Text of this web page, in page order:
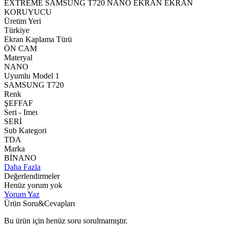
EXTREME SAMSUNG T720 NANO EKRAN EKRAN
KORUYUCU
Üretim Yeri
Türkiye
Ekran Kaplama Türü
ÖN CAM
Materyal
NANO
Uyumlu Model 1
SAMSUNG T720
Renk
ŞEFFAF
Seri - Imeı
SERİ
Sub Kategori
TDA
Marka
BİNANO
Daha Fazla
Değerlendirmeler
Henüz yorum yok
Yorum Yaz
Ürün Soru&Cevapları
Bu ürün için henüz soru sorulmamıştır.